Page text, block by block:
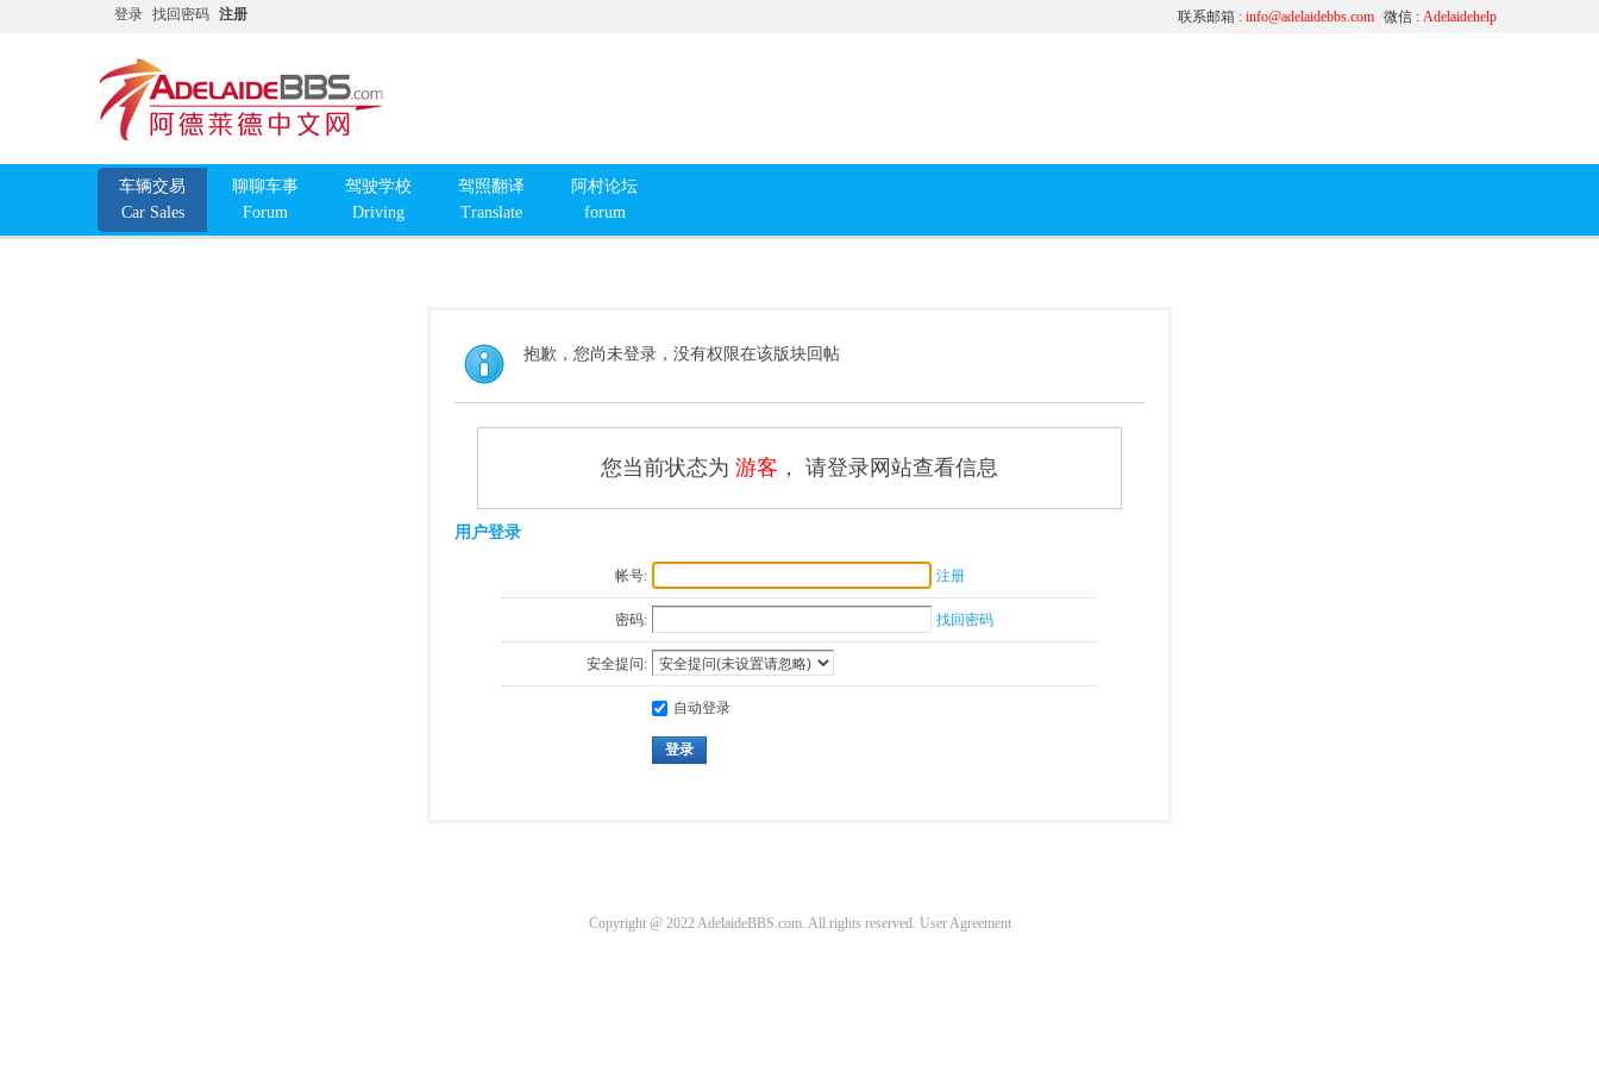
登录 找回密码 注册 微信 : Adelaidehelp
联系邮箱 : info@adelaidebbs.com
车辆交易
Car Sales
聊聊车事
Forum
驾驶学校
Driving
驾照翻译
Translate
阿村论坛
forum
抱歉，您尚未登录，没有权限在该版块回帖
您当前状态为 游客 ， 请登录网站查看信息
用户登录
帐号: 注册
密码: 找回密码
安全提问:
自动登录
登录
Copyright @ 2022 AdelaideBBS.com. All rights reserved. User Agreement